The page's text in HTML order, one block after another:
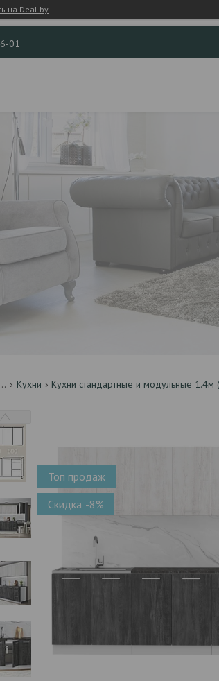
на Deal.by
01
... Кухни Кухни стандартные и модульные 1.4м
Топ продаж
-8%